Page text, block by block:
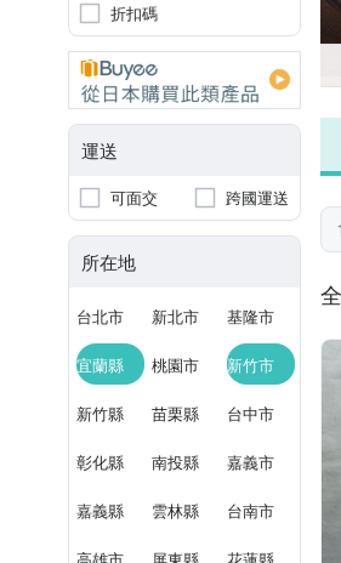
折扣碼
運送
可面交 跨國運送
所在地
台北市 新北市 基隆市
宜蘭縣 桃園市 新竹市
新竹縣 苗栗縣 台中市
彰化縣 南投縣 嘉義市
嘉義縣 雲林縣 台南市